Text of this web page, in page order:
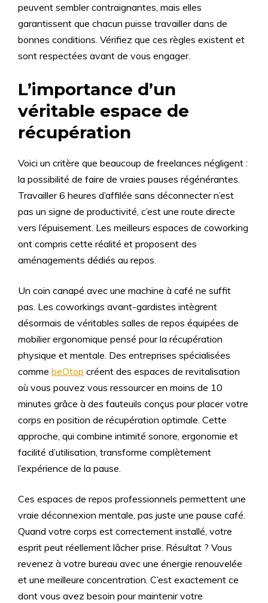
peuvent sembler contraignantes, mais elles
garantissent que chacun puisse travailler dans de
bonnes conditions. Vérifiez que ces règles existent et
sont respectées avant de vous engager.
L’importance d’un
véritable espace de
récupération
Voici un critère que beaucoup de freelances négligent :
la possibilité de faire de vraies pauses régénérantes.
Travailler 6 heures d’affilée sans déconnecter n’est
pas un signe de productivité, c’est une route directe
vers l’épuisement. Les meilleurs espaces de coworking
ont compris cette réalité et proposent des
aménagements dédiés au repos.
Un coin canapé avec une machine à café ne suffit
pas. Les coworkings avant-gardistes intègrent
désormais de véritables salles de repos équipées de
mobilier ergonomique pensé pour la récupération
physique et mentale. Des entreprises spécialisées
comme beOtop créent des espaces de revitalisation
où vous pouvez vous ressourcer en moins de 10
minutes grâce à des fauteuils conçus pour placer votre
corps en position de récupération optimale. Cette
approche, qui combine intimité sonore, ergonomie et
facilité d’utilisation, transforme complètement
l’expérience de la pause.
Ces espaces de repos professionnels permettent une
vraie déconnexion mentale, pas juste une pause café.
Quand votre corps est correctement installé, votre
esprit peut réellement lâcher prise. Résultat ? Vous
revenez à votre bureau avec une énergie renouvelée
et une meilleure concentration. C’est exactement ce
dont vous avez besoin pour maintenir votre